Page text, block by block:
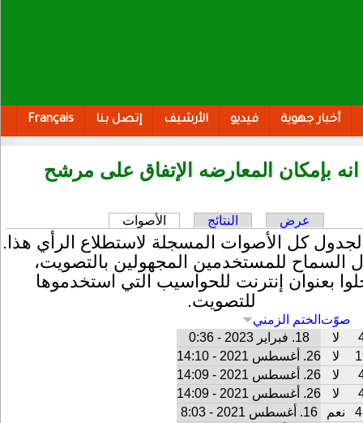
أخبار جهوية فيديو الأرشيف إتصل بنا Français
بإمكان المعارضه الإتفاق على مرشح
عرض النتائج الأصوات
كل الأصوات المسجلة لاستطلاع الرأي هذا.
السماح للمستخدمين المجهولين بالتصويت،
بعنوان إنترنت للحواسيب التي استخدموها
للتصويت.
صوّت الختم الزمني
لا
18. فبراير 2023 - 0:36
لا
26. أغسطس 2021 - 14:10
لا
26. أغسطس 2021 - 14:09
لا
26. أغسطس 2021 - 14:09
نعم
16. أغسطس 2021 - 8:03